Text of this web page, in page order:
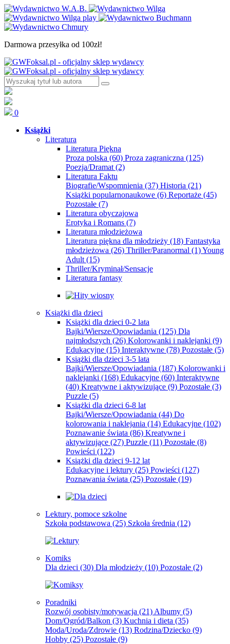
Darmowa przesyłka od 100zł!
0
Książki
Literatura
Literatura Piękna
Proza polska (60) Proza zagraniczna (125)
Poezja/Dramat (2)
Literatura Faktu
Biografie/Wspomnienia (37) Historia (21)
Książki popularnonaukowe (6) Reportaże (45)
Pozostałe (7)
Literatura obyczajowa
Erotyka i Romans (7)
Literatura młodzieżowa
Literatura piękna dla młodzieży (18) Fantastyka
młodzieżowa (26) Thriller/Paranormal (1)Young
Adult (15)
Thriller/Kryminał/Sensacje
Literatura fantasy
Książki dla dzieci
Książki dla dzieci 0-2 lata
Bajki/Wiersze/Opowiadania (125) Dla
najmłodszych (26) Kolorowanki i naklejanki (9)
Edukacyjne (15) Interaktywne (78) Pozostałe (5)
Książki dla dzieci 3-5 lata
Bajki/Wiersze/Opowiadania (187) Kolorowanki i
naklejanki (168) Edukacyjne (60) Interaktywne
(40) Kreatywne i aktywizujące (9) Pozostałe (3)
Puzzle (5)
Książki dla dzieci 6-8 lat
Bajki/Wiersze/Opowiadania (44) Do
kolorowania i naklejania (14) Edukacyjne (102)
Poznawanie świata (86) Kreatywne i
aktywizujące (27) Puzzle (11) Pozostałe (8)
Powieści (122)
Książki dla dzieci 9-12 lat
Edukacyjne i lektury (25) Powieści (127)
Poznawania świata (25) Pozostałe (19)
Lektury, pomoce szkolne
Szkoła podstawowa (25) Szkoła średnia (12)
Komiks
Dla dzieci (30) Dla młodzieży (10) Pozostałe (2)
Poradniki
Rozwój osobisty/motywacja (21) Albumy (5)
Dom/Ogród/Balkon (3) Kuchnia i dieta (35)
Moda/Uroda/Zdrowie (13) Rodzina/Dziecko (9)
Hobby (25) Pozostałe (9)